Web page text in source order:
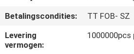
NIEUWS
Betalingscondities:
TT FOB- SZ
Levering
vermogen:
1000000pcs